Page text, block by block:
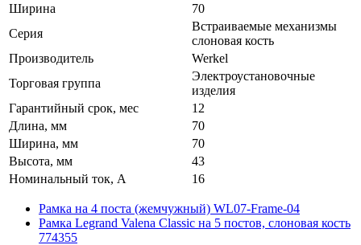
Ширина
70
Серия
Встраиваемые механизмы
слоновая кость
Производитель
Werkel
Торговая группа
Электроустановочные
изделия
Гарантийный срок, мес
12
Длина, мм
70
Ширина, мм
70
Высота, мм
43
Номинальный ток, А
16
Рамка на 4 поста (жемчужный) WL07-Frame-04
Рамка Legrand Valena Classic на 5 постов, слоновая кость
774355